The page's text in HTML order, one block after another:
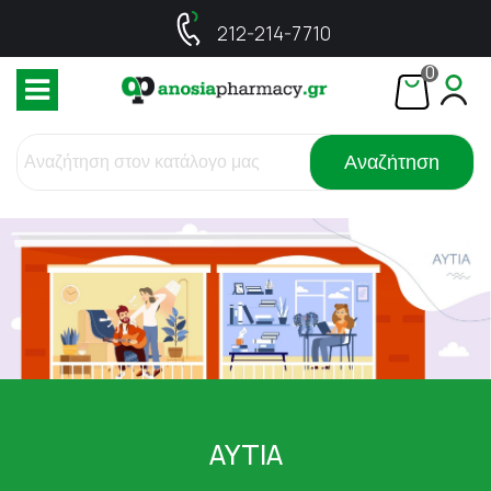
212-214-7710
0
Αναζήτηση
ΑΥΤΙΑ